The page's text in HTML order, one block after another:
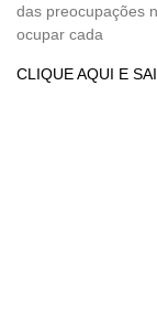
das preocupações
ocupar cada
CLIQUE AQUI E